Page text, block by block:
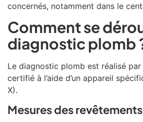
concernés, notamment dans le
Comment se
diagnostic plomb
Le diagnostic plomb est réalisé
certifié à l’aide d’un appareil
X).
Mesures des revêtements